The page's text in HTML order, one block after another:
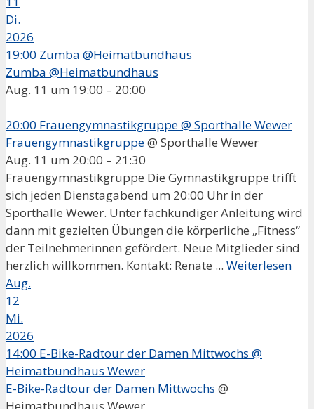
Di.
2026
19:00 Zumba @Heimatbundhaus
Zumba @Heimatbundhaus
Aug. 11 um 19:00 – 20:00
20:00 Frauengymnastikgruppe@ Sporthalle Wewer
Frauengymnastikgruppe@ Sporthalle Wewer
Aug. 11 um 20:00 – 21:30
Frauengymnastikgruppe Die Gymnastikgruppe trifft
sich jeden Dienstagabend um 20:00 Uhr in der
Sporthalle Wewer. Unter fachkundiger Anleitung wird
dann mit gezielten Übungen die körperliche „Fitness“
der Teilnehmerinnen gefördert. Neue Mitglieder sind
herzlich willkommen. Kontakt: Renate ... Weiterlesen
Aug.
12
Mi.
2026
14:00 E-Bike-Radtour der Damen Mittwochs @
Heimatbundhaus Wewer
E-Bike-Radtour der Damen Mittwochs @
Heimatbundhaus Wewer